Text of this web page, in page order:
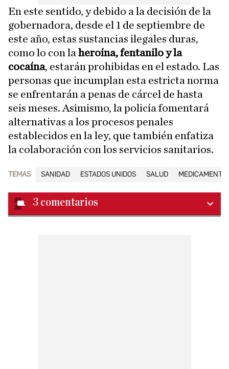
En este sentido, y debido a la decisión de la
gobernadora, desde el 1 de septiembre de
este año, estas sustancias ilegales duras,
como lo con la heroína, fentanilo y la
cocaína, estarán prohibidas en el estado. Las
personas que incumplan esta estricta norma
se enfrentarán a penas de cárcel de hasta
seis meses. Asimismo, la policía fomentará
alternativas a los procesos penales
establecidos en la ley, que también enfatiza
la colaboración con los servicios sanitarios.
TEMAS SANIDAD ESTADOS UNIDOS SALUD
3 comentarios